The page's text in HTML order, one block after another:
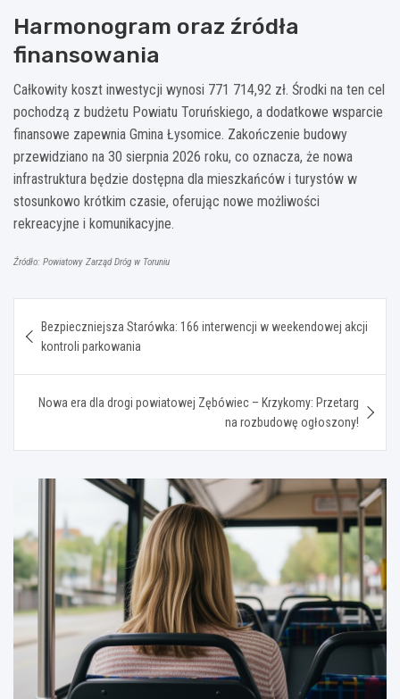
Harmonogram oraz źródła
finansowania
Całkowity koszt inwestycji wynosi 771 714,92 zł. Środki na ten cel
pochodzą z budżetu Powiatu Toruńskiego, a dodatkowe wsparcie
finansowe zapewnia Gmina Łysomice. Zakończenie budowy
przewidziano na 30 sierpnia 2026 roku, co oznacza, że nowa
infrastruktura będzie dostępna dla mieszkańców i turystów w
stosunkowo krótkim czasie, oferując nowe możliwości
rekreacyjne i komunikacyjne.
Źródło: Powiatowy Zarząd Dróg w Toruniu
wpisu
Bezpieczniejsza Starówka: 166 interwencji w weekendowej akcji
kontroli parkowania
Nowa era dla drogi powiatowej Zębówiec – Krzykomy: Przetarg
na rozbudowę ogłoszony!